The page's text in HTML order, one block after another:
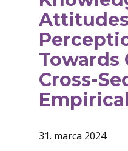
Towards
Cross-
31. marca 2024